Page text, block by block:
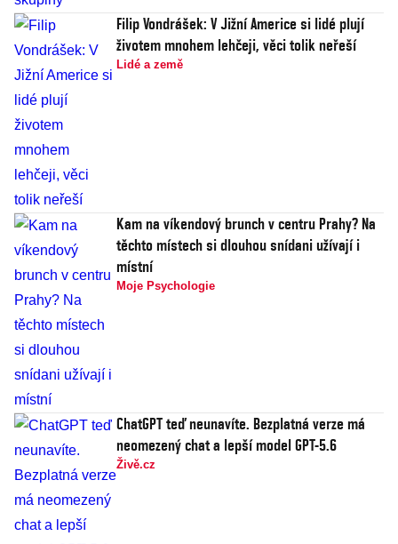
Filip Vondrášek: V Jižní Americe si lidé plují
životem mnohem lehčeji, věci tolik neřeší
Lidé a země
Kam na víkendový brunch v centru Prahy? Na
těchto místech si dlouhou snídani užívají i
místní
Moje Psychologie
ChatGPT teď neunavíte. Bezplatná verze má
neomezený chat a lepší model GPT-5.6
Živě.cz